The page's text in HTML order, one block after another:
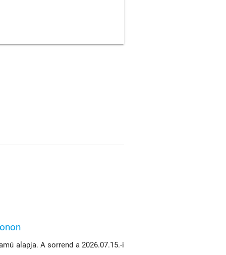
alapja. A sorrend a 2026.07.15.-i